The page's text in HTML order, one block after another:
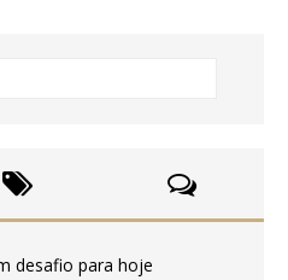
desafio para hoje